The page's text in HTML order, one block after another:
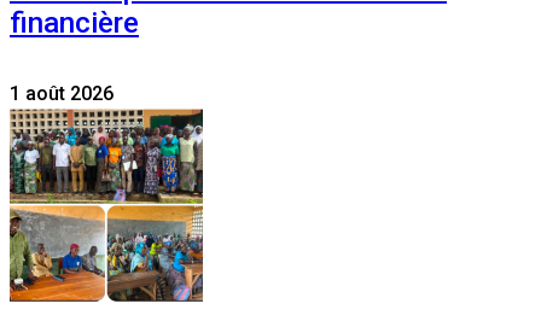
financière
1 août 2026